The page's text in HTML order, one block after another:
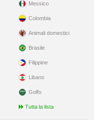
Messico
Colombia
Animali domestici
Brasile
Filippine
Libano
Golfo
Tutta la lista